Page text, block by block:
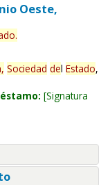
Oeste,
.
Sociedad del Estado,
Signatura